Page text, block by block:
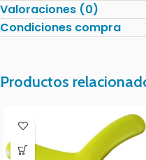
Valoraciones (0)
Condiciones compra
Productos